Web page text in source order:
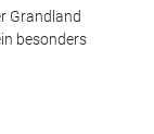
Grandland
besonders